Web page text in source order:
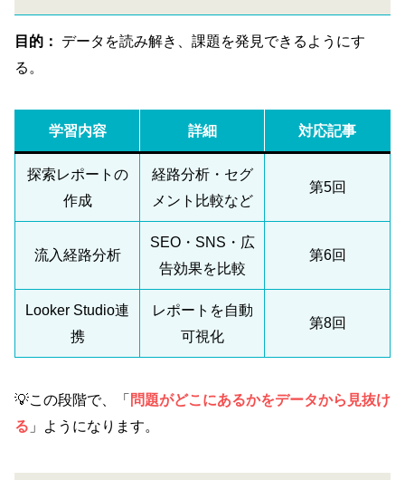
目的：
データを読み解き、課題を発見できるようにす
る。
学習内容 詳細 対応記事
探索レポートの
作成
経路分析・セグ
メント比較など
第5回
流入経路分析
SEO・SNS・広
告効果を比較
第6回
Looker Studio連
携
レポートを自動
可視化
第8回
💡この段階で、「 問題がどこにあるかをデータから見抜け
る 」ようになります。